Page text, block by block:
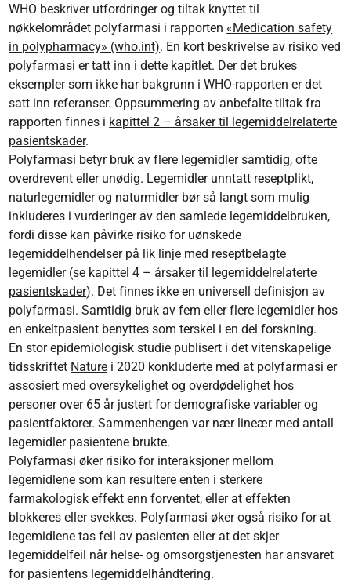
WHO beskriver utfordringer og tiltak knyttet til
nøkkelområdet polyfarmasi i rapporten «Medication safety
in polypharmacy» (who.int). En kort beskrivelse av risiko ved
polyfarmasi er tatt inn i dette kapitlet. Der det brukes
eksempler som ikke har bakgrunn i WHO-rapporten er det
satt inn referanser. Oppsummering av anbefalte tiltak fra
rapporten finnes i kapittel 2 – årsaker til legemiddelrelaterte
pasientskader.
Polyfarmasi betyr bruk av flere legemidler samtidig, ofte
overdrevent eller unødig. Legemidler unntatt reseptplikt,
naturlegemidler og naturmidler bør så langt som mulig
inkluderes i vurderinger av den samlede legemiddelbruken,
fordi disse kan påvirke risiko for uønskede
legemiddelhendelser på lik linje med reseptbelagte
legemidler (se kapittel 4 – årsaker til legemiddelrelaterte
pasientskader). Det finnes ikke en universell definisjon av
polyfarmasi. Samtidig bruk av fem eller flere legemidler hos
en enkeltpasient benyttes som terskel i en del forskning.
En stor epidemiologisk studie publisert i det vitenskapelige
tidsskriftet Nature i 2020 konkluderte med at polyfarmasi er
assosiert med oversykelighet og overdødelighet hos
personer over 65 år justert for demografiske variabler og
pasientfaktorer. Sammenhengen var nær lineær med antall
legemidler pasientene brukte.
Polyfarmasi øker risiko for interaksjoner mellom
legemidlene som kan resultere enten i sterkere
farmakologisk effekt enn forventet, eller at effekten
blokkeres eller svekkes. Polyfarmasi øker også risiko for at
legemidlene tas feil av pasienten eller at det skjer
legemiddelfeil når helse- og omsorgstjenesten har ansvaret
for pasientens legemiddelhåndtering.